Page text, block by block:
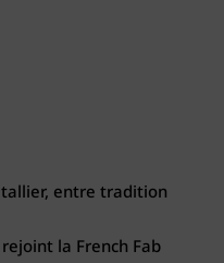
entre tradition
la French Fab